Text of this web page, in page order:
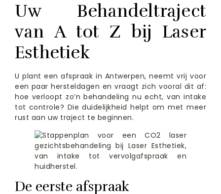
Uw Behandeltraject
van A tot Z bij Laser
Esthetiek
U plant een afspraak in Antwerpen, neemt vrij voor
een paar hersteldagen en vraagt zich vooral dit af:
hoe verloopt zo’n behandeling nu echt, van intake
tot controle? Die duidelijkheid helpt om met meer
rust aan uw traject te beginnen.
De eerste afspraak